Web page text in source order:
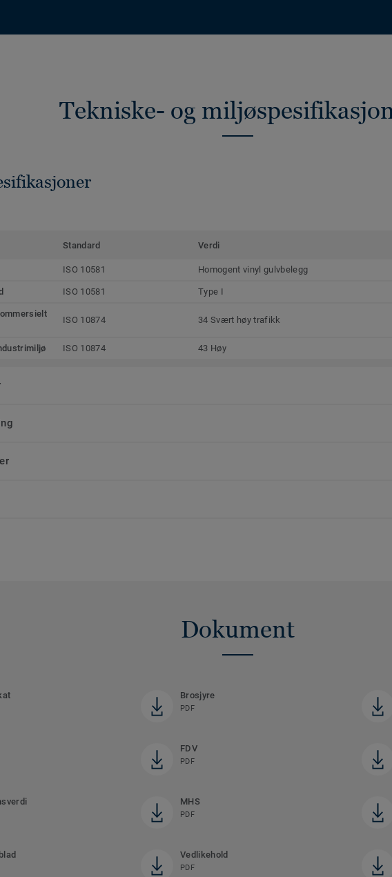
Tekniske- og
Standard Verdi
ISO 10581 Homogent vinyl gulvbelegg
ISO 10581 Type I
ISO 10874 34 Svært høy trafikk
ISO 10874 43 Høy
Dokument
Brosjyre
PDF
FDV
PDF
MHS
PDF
Vedlikehold
PDF